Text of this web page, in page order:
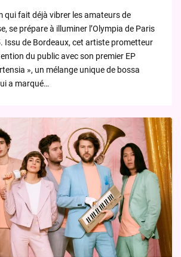
qui fait déjà vibrer les amateurs de
se prépare à illuminer l’Olympia de Paris
Issu de Bordeaux, cet artiste prometteur
du public avec son premier EP
», un mélange unique de bossa
a marqué…